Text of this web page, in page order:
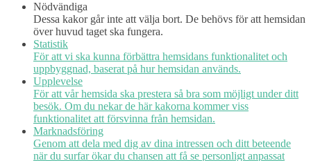
Nödvändiga
Dessa kakor går inte att välja bort. De behövs för att hemsidan
över huvud taget ska fungera.
Statistik
För att vi ska kunna förbättra hemsidans funktionalitet och
uppbyggnad, baserat på hur hemsidan används.
Upplevelse
För att vår hemsida ska prestera så bra som möjligt under ditt
besök. Om du nekar de här kakorna kommer viss
funktionalitet att försvinna från hemsidan.
Marknadsföring
Genom att dela med dig av dina intressen och ditt beteende
när du surfar ökar du chansen att få se personligt anpassat